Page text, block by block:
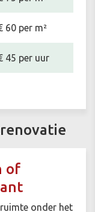
60 per m²
45 per uur
of
onder het